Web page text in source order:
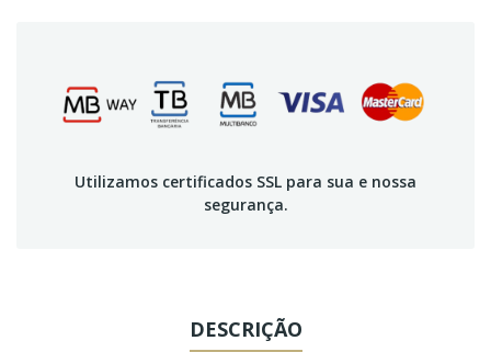
Utilizamos certificados SSL para sua e nossa
segurança.
DESCRIÇÃO